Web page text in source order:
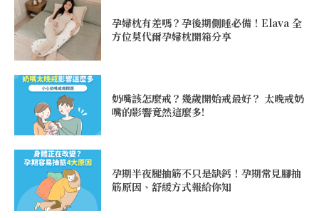
孕婦枕有差嗎？孕後期側睡必備！Elava 全
方位莫代爾孕婦枕開箱分享
奶嘴該怎麼戒？幾歲開始戒最好？ 太晚戒奶
嘴的影響竟然這麼多!
孕期半夜腿抽筋不只是缺鈣！孕期常見腳抽
筋原因、舒緩方式報給你知